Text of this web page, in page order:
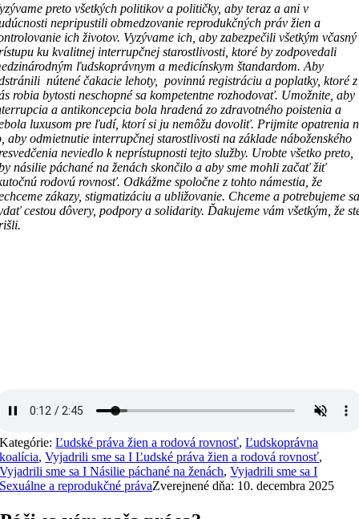
preto všetkých politikov a političky, aby teraz a ani v
nepripustili obmedzovanie reprodukčných práv žien a
ich životov. Vyzývame ich, aby zabezpečili všetkým včasný
ku kvalitnej interrupčnej starostlivosti, ktoré by zodpovedali
ľudskoprávnym a medicínskym štandardom. Aby
nútené čakacie lehoty, povinnú registráciu a poplatky, ktoré z
robia bytosti neschopné sa kompetentne rozhodovať. Umožnite, aby
a antikoncepcia bola hradená zo zdravotného poistenia a
luxusom pre ľudí, ktorí si ju nemôžu dovoliť. Prijmite opatrenia
aby odmietnutie interrupčnej starostlivosti na základe náboženského
neviedlo k neprístupnosti tejto služby. Urobte všetko preto,
násilie páchané na ženách skončilo a aby sme mohli začať žiť
rodovú rovnosť. Odkážme spoločne z tohto námestia, že
zákazy, stigmatizáciu a ubližovanie. Chceme a potrebujeme
cestou dôvery, podpory a solidarity. Ďakujeme vám všetkým, že
Kategórie:Ľudské práva žien a rodová rovnosť,Ľudskoprávna
koalícia,Vyjadrili sme sa I Ľudské práva žien a rodová rovnosť,
Vyjadrili sme sa I Násilie páchané na ženách,Vyjadrili sme sa I
Sexuálne a reprodukčné právaZverejnené dňa: 10. decembra 2025